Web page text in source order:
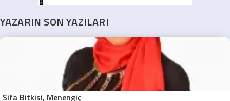
YAZARIN SON YAZILARI
Şifa Bitkisi, Menengiç